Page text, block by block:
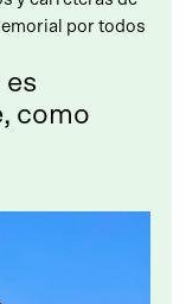
por todos
es
como